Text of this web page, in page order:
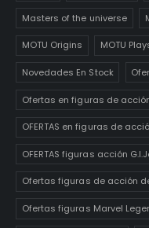
Masters of the universe
MOTU Origins MOTU
Novedades En Stock
Ofertas en figuras de
OFERTAS en figuras de
OFERTAS figuras acción
Ofertas figuras de acción
Ofertas figuras Marvel